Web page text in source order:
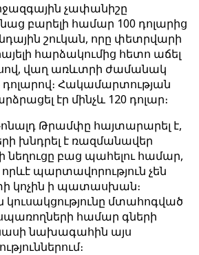
չափանիշը
բարելի համար 100 դոլարից
շուկան, որը փետրվարի
հարձակումից հետո աճել
վաղ առևտրի ժամանակ
դոլարով։ Հակամարտության
էր մինչև 120 դոլար։
Թրամփը հայտարարել է,
խնդրել է ռազմանավեր
նեղուցը բաց պահելու համար,
պարտավորություն չեն
կոչին ի պատասխան։
մտահոգված
համար գների
նախագահին այս